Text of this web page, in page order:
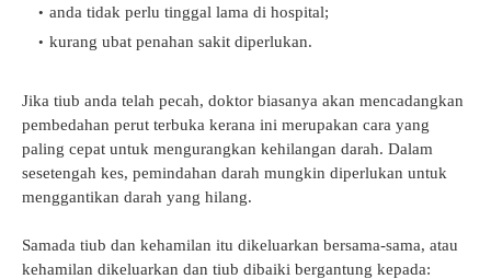
anda tidak perlu tinggal lama di hospital;
kurang ubat penahan sakit diperlukan.
Jika tiub anda telah pecah, doktor biasanya akan mencadangkan
pembedahan perut terbuka kerana ini merupakan cara yang
paling cepat untuk mengurangkan kehilangan darah. Dalam
sesetengah kes, pemindahan darah mungkin diperlukan untuk
menggantikan darah yang hilang.
Samada tiub dan kehamilan itu dikeluarkan bersama-sama, atau
kehamilan dikeluarkan dan tiub dibaiki bergantung kepada: